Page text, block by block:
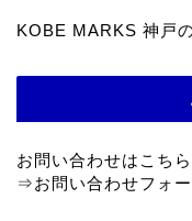
KOBE MARKS 神戸
お問い合わせはこち
⇒お問い合わせフォ